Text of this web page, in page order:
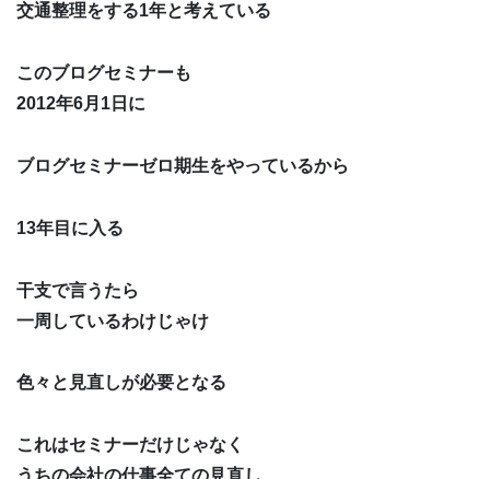
交通整理をする1年と考えている
このブログセミナーも
2012年6月1日に
ブログセミナーゼロ期生をやっているから
13年目に入る
干支で言うたら
一周しているわけじゃけ
色々と見直しが必要となる
これはセミナーだけじゃなく